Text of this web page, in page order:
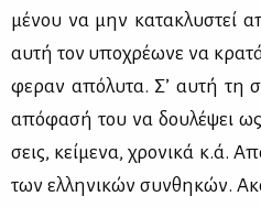
μέ­νου να μην κα­τα­κλυ­στεί
αυ­τή τον υπο­χρέ­ω­νε να
φε­ραν από­λυ­τα. Σ’ αυ­τή τη
από­φα­σή του να δου­λέ­ψει
σεις, κεί­με­να, χρο­νι­κά κ.ά.
των ελ­λη­νι­κών συν­θη­κών.